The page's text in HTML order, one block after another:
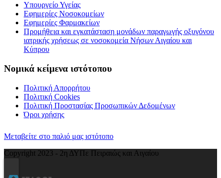
Υπουργείο Υγείας
Εφημερίες Νοσοκομείων
Εφημερίες Φαρμακείων
Προμήθεια και εγκατάσταση μονάδων παραγωγής οξυγόνου
ιατρικής χρήσεως σε νοσοκομεία Νήσων Αιγαίου και
Κύπρου
Νομικά κείμενα ιστότοπου
Πολιτική Απορρήτου
Πολιτική Cookies
Πολιτική Προστασίας Προσωπικών Δεδομένων
Όροι χρήσης
Μεταβείτε στο παλιό μας ιστότοπο
Copyright 2023 - 2η ΔΥΠε Πειραιώς και Αιγαίου